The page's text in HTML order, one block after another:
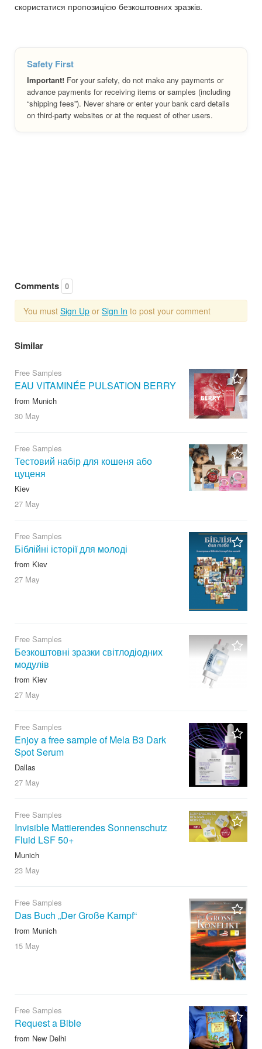
скористатися пропозицією безкоштовних зразків.
Safety First
Important! For your safety, do not make any payments or
advance payments for receiving items or samples (including
“shipping fees”). Never share or enter your bank card details
on third-party websites or at the request of other users.
Comments 0
You must Sign Up or Sign In to post your comment
Similar
Free Samples
EAU VITAMINÉE PULSATION BERRY
from Munich
30 May
Free Samples
Тестовий набір для кошеня або
цуценя
Kiev
27 May
Free Samples
Біблійні історії для молоді
from Kiev
27 May
Free Samples
Безкоштовні зразки світлодіодних
модулів
from Kiev
27 May
Free Samples
Enjoy a free sample of Mela B3 Dark
Spot Serum
Dallas
27 May
Free Samples
Invisible Mattierendes Sonnenschutz
Fluid LSF 50+
Munich
23 May
Free Samples
Das Buch „Der Große Kampf“
from Munich
15 May
Free Samples
Request a Bible
from New Delhi